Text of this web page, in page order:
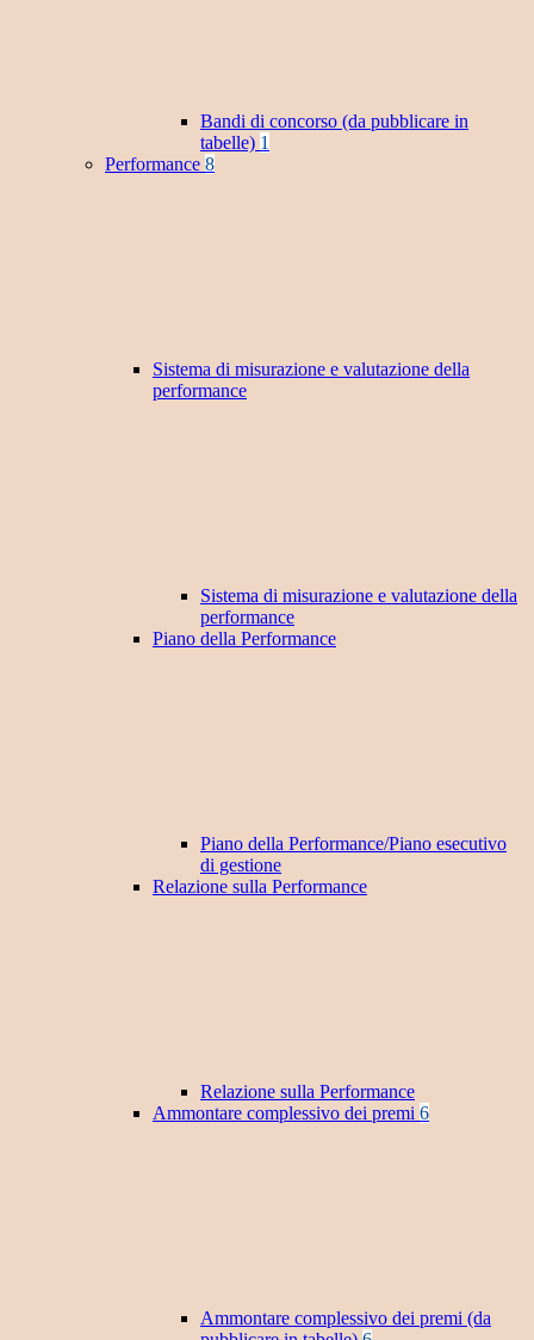
Bandi di concorso (da pubblicare in
tabelle) 1
Performance 8
Sistema di misurazione e valutazione della
performance
Sistema di misurazione e valutazione della
performance
Piano della Performance
Piano della Performance/Piano esecutivo
di gestione
Relazione sulla Performance
Relazione sulla Performance
Ammontare complessivo dei premi 6
Ammontare complessivo dei premi (da